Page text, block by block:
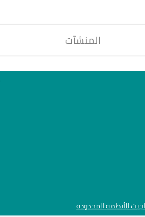
المنشآت
للأنظمة المحدودة